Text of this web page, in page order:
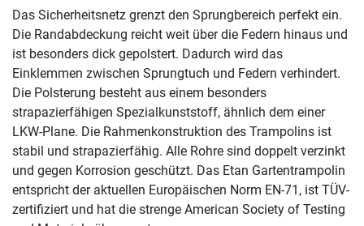
Das Sicherheitsnetz grenzt den Sprungbereich perfekt ein.
Die Randabdeckung reicht weit über die Federn hinaus und
ist besonders dick gepolstert. Dadurch wird das
Einklemmen zwischen Sprungtuch und Federn verhindert.
Die Polsterung besteht aus einem besonders
strapazierfähigen Spezialkunststoff, ähnlich dem einer
LKW-Plane. Die Rahmenkonstruktion des Trampolins ist
stabil und strapazierfähig. Alle Rohre sind doppelt verzinkt
und gegen Korrosion geschützt. Das Etan Gartentrampolin
entspricht der aktuellen Europäischen Norm EN-71, ist TÜV-
zertifiziert und hat die strenge American Society of Testing